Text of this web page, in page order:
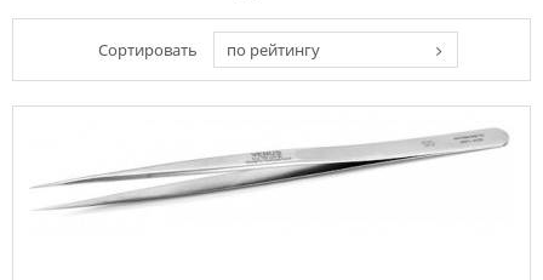
Сортировать по рейтингу